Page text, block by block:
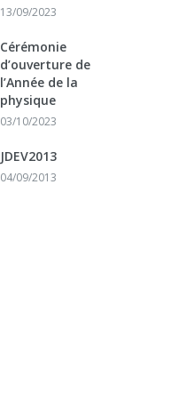
13/09/2023
Cérémonie
d’ouverture de
l’Année de la
physique
03/10/2023
JDEV2013
04/09/2013